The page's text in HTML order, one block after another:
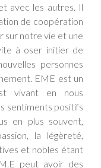
avec les autres. Il
de coopération
sur notre vie et une
à oser initier de
personnes
EME est un
vivant en nous
sentiments positifs
en plus souvent,
la légèreté,
et nobles étant
peut avoir des